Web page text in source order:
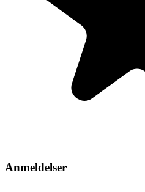
Anmeldelser